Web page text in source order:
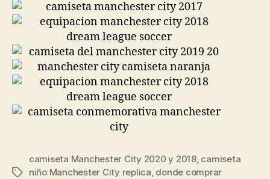
Etiquetas
camiseta Manchester City 2020 y 2018, camiseta
niño Manchester City replica, donde comprar